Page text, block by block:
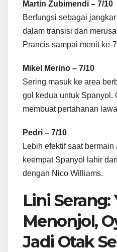
Martin Zubimendi – 7/10
Berfungsi sebagai
dalam transisi dan
Prancis sampai menit ke-
Mikel Merino – 7/10
Sering masuk ke area
gol kedua untuk Spanyol.
membuat pertahanan
Pedri – 7/10
Lebih efektif saat bermain
keempat Spanyol lahir
dengan Nico Williams.
Lini Serang:
Menonjol,
Jadi Otak